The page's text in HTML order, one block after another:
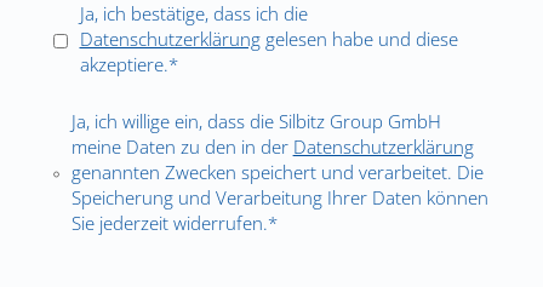
Ja, ich bestätige, dass ich die
Datenschutzerklärunggelesen habe und diese
akzeptiere.*
Ja, ich willige ein, dass die Silbitz Group GmbH
meine Daten zu den in der Datenschutzerklärung
genannten Zwecken speichert und verarbeitet. Die
Speicherung und Verarbeitung Ihrer Daten können
Sie jederzeit widerrufen.*